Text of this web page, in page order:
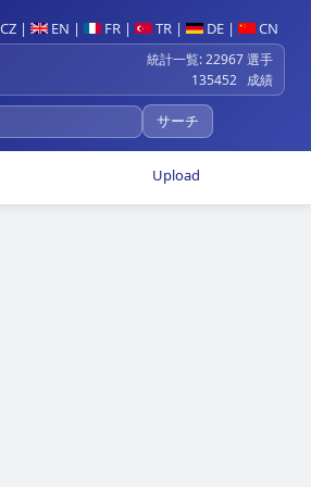
CZ | EN | FR | TR | DE | CN
統計一覧: 22967 選手
135452 成績
Upload